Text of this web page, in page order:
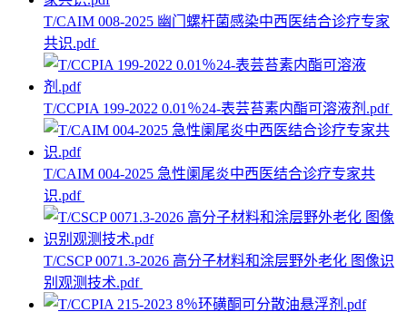
T/CAIM 008-2025 幽门螺杆菌感染中西医结合诊疗专家
共识.pdf
T/CCPIA 199-2022 0.01％24-表芸苔素内酯可溶液剂.pdf
T/CAIM 004-2025 急性阑尾炎中西医结合诊疗专家共
识.pdf
T/CSCP 0071.3-2026 高分子材料和涂层野外老化 图像识
别观测技术.pdf